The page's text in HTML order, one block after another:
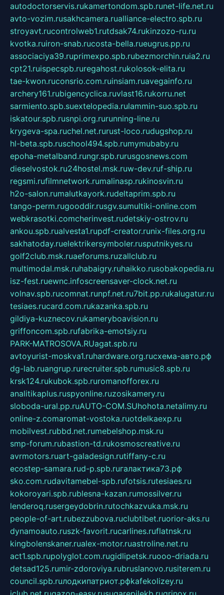
autodoctorservis.rukamertondom.spb.runet-life.net.ru
avto-vozim.rusakhcamera.rualliance-electro.spb.ru
stroyavt.rucontrolweb1.rutdsak74.rukinzozo-ru.ru
kvotka.ruiron-snab.rucosta-bella.rueugrus.pp.ru
associaciya39.ruprimexpo.spb.rubezmorchin.ruia2.ru
cpt21.ruispecspb.ruregahost.rukolosok-elita.ru
tae-kwon.ruconsrio.com.ruinsiam.ruavegainfo.ru
archery161.rubigencyclica.ruvlast16.rukorru.net
sarmiento.spb.suextelopedia.rulammin-suo.spb.ru
iskatour.spb.rusnpi.org.rurunning-line.ru
krygeva-spa.ruchel.net.rurust-loco.rudugshop.ru
hl-beta.spb.ruschool494.spb.rumymubaby.ru
epoha-metalband.rungr.spb.rurusgosnews.com
dieselvostok.ru24hostel.msk.ruw-dev.ruf-ship.ru
regsmi.rufilmnetwork.rumalinasp.rukinosvin.ru
h2o-salon.rumalutkayork.rudeltaprim.spb.ru
tango-perm.rugooddir.rusgv.sumultiki-online.com
webkrasotki.comcherinvest.rudetskiy-ostrov.ru
ankou.spb.rualvesta1.rupdf-creator.runix-files.org.ru
sakhatoday.ruelektrikersymboler.rusputnikyes.ru
golf2club.msk.ruaeforums.ruzallclub.ru
multimodal.msk.ruhabaigry.ruhaikko.rusobakopedia.ru
isz-fest.ruewnc.infoscreensaver-clock.net.ru
volnav.spb.rucomnat.runpf.net.ru7bit.pp.rukalugatur.ru
tesiaes.rucard.com.rukazanka.spb.ru
gildiya-kuznecov.rukameryboavision.ru
griffoncom.spb.rufabrika-emotsiy.ru
PARK-MATROSOVA.RUagat.spb.ru
avtoyurist-moskva1.ruhardware.org.ruсхема-авто.рф
dg-lab.ruangrup.rurecruiter.spb.rumusic8.spb.ru
krsk124.rukubok.spb.ruromanofforex.ru
analitikaplus.ruspyonline.ruzosikamery.ru
sloboda-ural.pp.ruAUTO-COM.SUhohota.netalimy.ru
online-z.comaromat-vostoka.ruotdelkaexp.ru
mobilvest.rubbd.net.rumebelshop.msk.ru
smp-forum.rubastion-td.rukosmoscreative.ru
avrmotors.ruart-galadesign.rutiffany-c.ru
ecostep-samara.rud-p.spb.ruгалактика73.рф
sko.com.rudavitamebel-spb.rufotsis.rutesiaes.ru
kokoroyari.spb.rublesna-kazan.rumossilver.ru
lenderoq.rusergeydobrin.rutochkazvuka.msk.ru
people-of-art.rubezzubova.ruclubtibet.ruorior-aks.ru
dynamoauto.ruszk-favorit.rucarlines.ruflatnsk.ru
kingbolenskaner.rualex-motor.ruastroline.net.ru
act1.spb.rupolyglot.com.rugidlipetsk.ruooo-driada.ru
detsad125.rumir-zdoroviya.rubruslanovo.rusiterem.ru
council.spb.ruлодкипатриот.рфkafekolizey.ru